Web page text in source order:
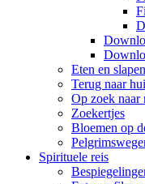
Eten en slapen
Terug naar
Op zoek naar
Zoekertjes
Bloemen op
Spirituele reis